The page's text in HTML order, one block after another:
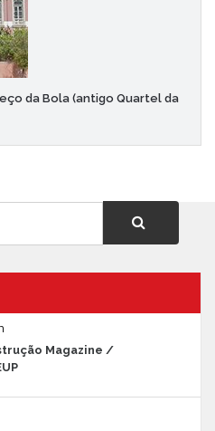
da Bola (antigo Quartel da
Magazine /